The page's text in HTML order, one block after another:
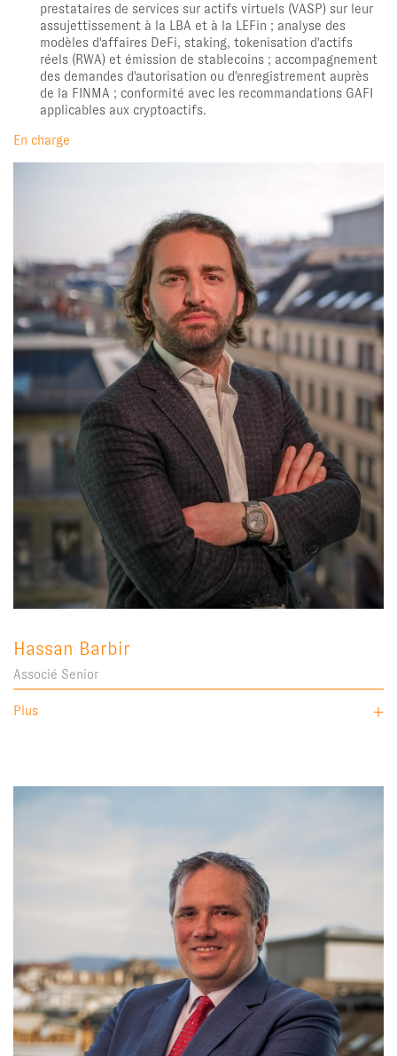
prestataires de services sur actifs virtuels (VASP) sur leur
assujettissement à la LBA et à la LEFin ; analyse des
modèles d'affaires DeFi, staking, tokenisation d'actifs
réels (RWA) et émission de stablecoins ; accompagnement
des demandes d'autorisation ou d'enregistrement auprès
de la FINMA ; conformité avec les recommandations GAFI
applicables aux cryptoactifs.
En charge
Hassan Barbir
Associé Senior
Plus